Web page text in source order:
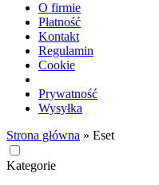
O firmie
Płatność
Kontakt
Regulamin
Cookie
Prywatność
Wysyłka
Strona główna » Eset
Kategorie